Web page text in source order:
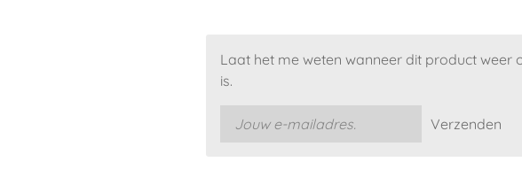
Laat het me weten wanneer dit product weer
is.
Verzenden